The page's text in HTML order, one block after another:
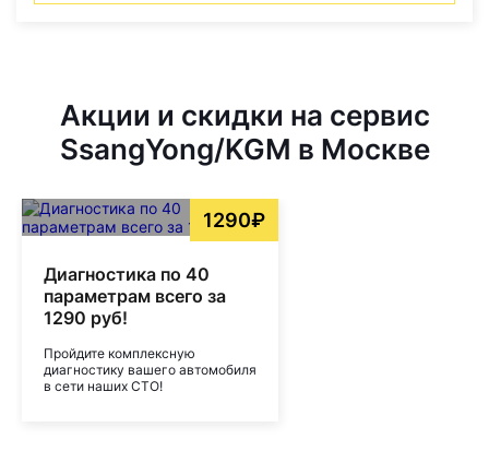
Акции и скидки на сервис
SsangYong/KGM в Москве
1290₽
Диагностика по 40
параметрам всего за
1290 руб!
Пройдите комплексную
диагностику вашего автомобиля
в сети наших СТО!